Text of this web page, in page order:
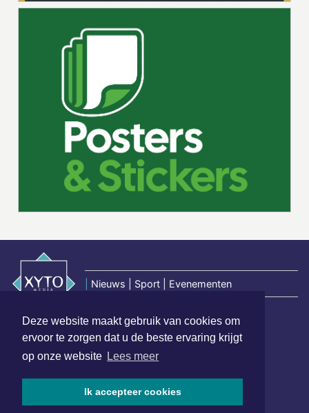
Deze website maakt gebruik van cookies om
ervoor te zorgen dat u de beste ervaring krijgt
op onze website Lees meer
Ik accepteer cookies
Nieuws | Sport | Evenementen
Hoofdvestiging:
van Benthuizenlaan 1
1701 BZ Heerhugowaard
072 8200 600
redactie@xyto.nl